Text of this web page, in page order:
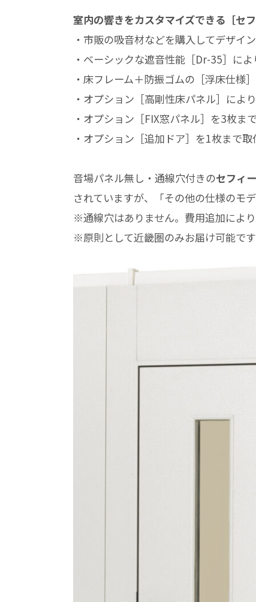
室内の響きをカスタマイズできる［セ
・市販の吸音材などを購入してデザイ
・ベーシックな遮音性能［Dr-35］によ
・床フレーム＋防振ゴムの［浮床仕様
・オプション［高剛性床パネル］によ
・オプション［FIX窓パネル］を3枚ま
・オプション［追加ドア］を1枚まで取
音場パネル無し・通線穴付きのセフィ
されていますが、「その他の仕様のモ
※通線穴はありません。費用追加により
※原則として近畿圏のみお届け可能で